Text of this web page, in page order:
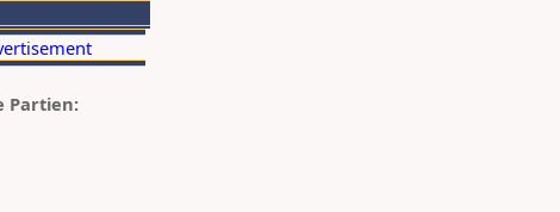
Partien: